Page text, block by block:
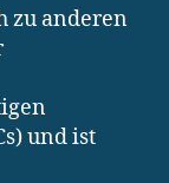
zu anderen
und ist